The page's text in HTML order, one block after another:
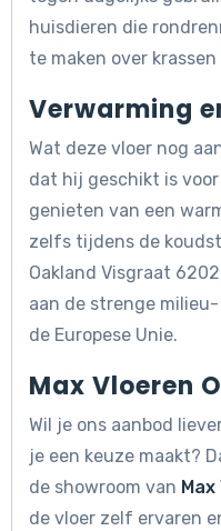
huisdieren die
te maken over
Verwarming
Wat deze vloer nog
dat hij geschikt is
genieten van een
zelfs tijdens de
Oakland Visgraat
aan de strenge
de Europese Unie.
Max Vloeren
Wil je ons aanbod
je een keuze maakt?
de showroom van
de vloer zelf ervaren